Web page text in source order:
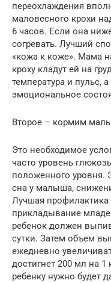
переохлаждения
маловесного крохи
6 часов. Если она
согревать. Лучший
«кожа к коже». Мама
кроху кладут ей на
температура и пульс,
эмоциональное
Второе – кормим
Это необходимое
часто уровень
положенного уровня.
сна у малыша,
Лучшая профилактика
прикладывание
ребенок должен
сутки. Затем объем
ежедневно
достигнет 200 мл на 1
ребенку нужно будет